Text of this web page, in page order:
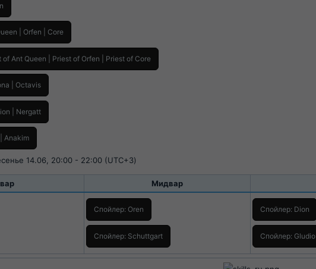
| Orfen | Core
of Ant Queen | Priest of Orfen | Priest of Core
| Octavis
| Nergatt
Anakim
14.06, 20:00 - 22:00 (UTC+3)
Мидвар​
Спойлер: Oren
Спойлер: Schuttgart
Спойлер: Dion
Спойлер: Gludio